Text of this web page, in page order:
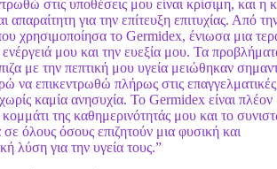
στις υποθέσεις μου είναι κρίσιμη, και η
απαραίτητη για την επίτευξη επιτυχίας. Από
χρησιμοποίησα το Germidex, ένιωσα μια
μου και την ευεξία μου. Τα
με την πεπτική μου υγεία μειώθηκαν
να επικεντρωθώ πλήρως στις
καμία ανησυχία. Το Germidex είναι πλέον
της καθημερινότητάς μου και το
όλους όσους επιζητούν μια φυσική και
λύση για την υγεία τους.”